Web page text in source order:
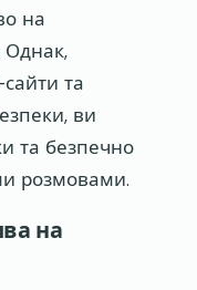
на
Однак,
та
ви
та безпечно
розмовами.
на